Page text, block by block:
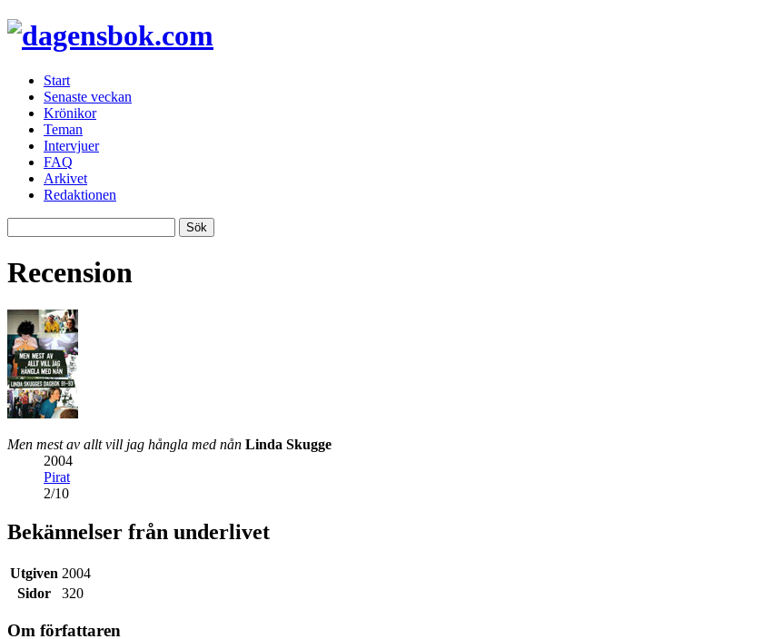
Start
Senaste veckan
Krönikor
Teman
Intervjuer
FAQ
Arkivet
Redaktionen
Recension
Men mest av allt vill jag hångla med nån Linda Skugge
2004
Pirat
2/10
Bekännelser från underlivet
Utgiven 2004
Sidor
320
Om författaren